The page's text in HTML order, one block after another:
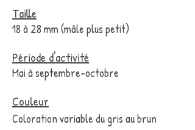
Taille
18 à 28 mm (mâle plus petit)
Période d'activité
Mai à septembre-octobre
Couleur
Coloration variable du gris au brun